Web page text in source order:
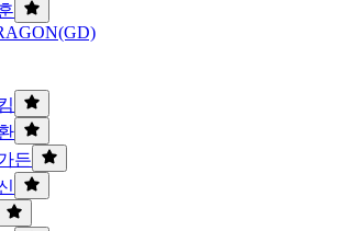
든